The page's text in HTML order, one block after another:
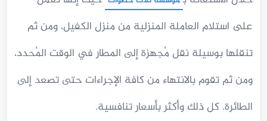
على استلام العاملة المنزلية من منزل الكفيل، ومن ثم
تنقلها بوسيلة نقل مُجهزة إلى المطار في الوقت المُحدد،
ومن ثم تقوم بالانتهاء من كافة الإجراءات حتى تصعد إلى
الطائرة. كل ذلك وأكثر بأسعار تنافسية.